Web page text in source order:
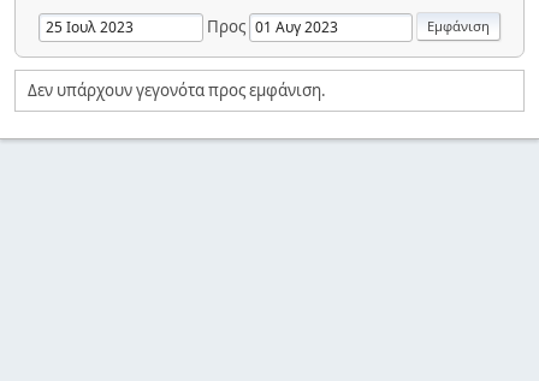
Προς
Δεν υπάρχουν γεγονότα προς εμφάνιση.